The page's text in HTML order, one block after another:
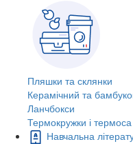
Пляшки та склянки
Керамічний та
Ланчбокси
Термокружки і термоса
Навчальна